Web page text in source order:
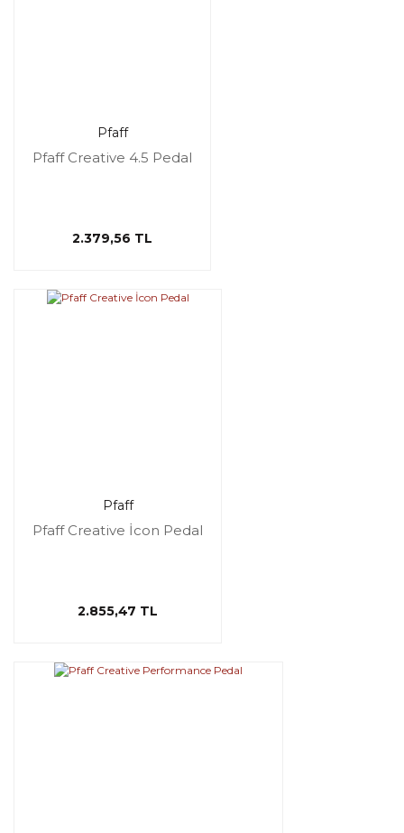
Pfaff
Pfaff Creative 4.5 Pedal
2.379,56 TL
Pfaff
Pfaff Creative İcon Pedal
2.855,47 TL